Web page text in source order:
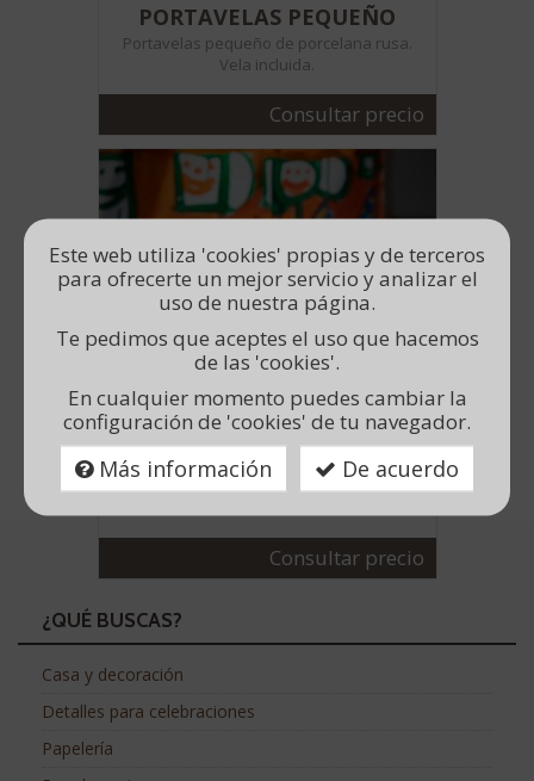
PORTAVELAS PEQUEÑO
Portavelas pequeño de porcelana rusa.
Vela incluida.
Consultar precio
SERVILLETERO DE MADERA
Servilletero de madera reciclada pintado a
Consultar precio
¿QUÉ BUSCAS?
Casa y decoración
Detalles para celebraciones
Papelería
Este web utiliza 'cookies' propias y de terceros
para ofrecerte un mejor servicio y analizar el
uso de nuestra página.
Te pedimos que aceptes el uso que hacemos
de las 'cookies'.
En cualquier momento puedes cambiar la
configuración de 'cookies' de tu navegador.
Más información De acuerdo